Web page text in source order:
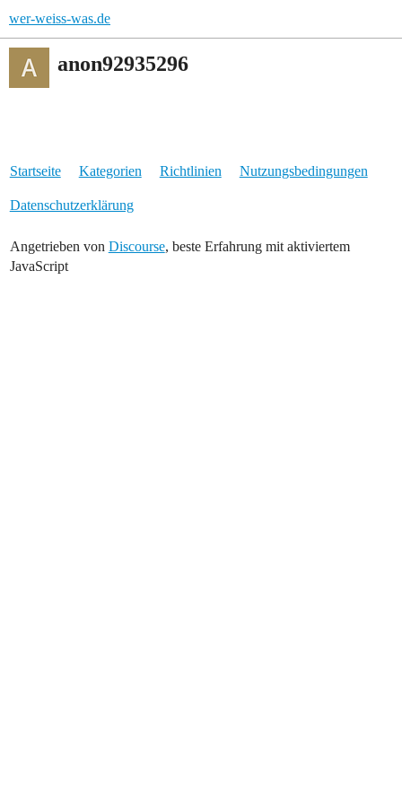
wer-weiss-was.de
anon92935296
Startseite Kategorien Richtlinien Nutzungsbedingungen
Datenschutzerklärung
Angetrieben von Discourse, beste Erfahrung mit aktiviertem
JavaScript